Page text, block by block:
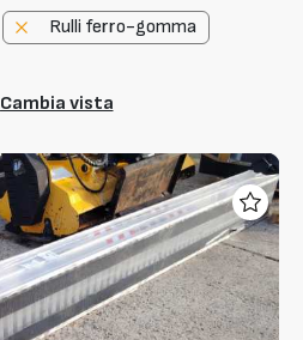
Rulli ferro-gomma
Cambia vista